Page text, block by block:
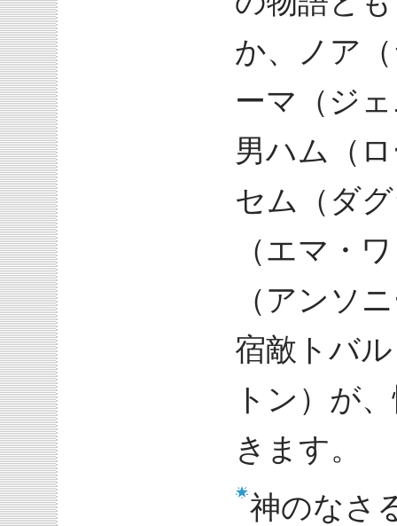
か、ノア
ーマ（ジ
男ハム（
セム（ダ
（エマ・
（アンソ
宿敵トバ
トン）が
きます。
神のなさ